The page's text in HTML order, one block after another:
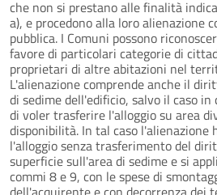
che non si prestano alle finalità
a), e procedono alla loro alienazione
pubblica. I Comuni possono
favore di particolari categorie di
proprietari di altre abitazioni nel
L'alienazione comprende anche il
di sedime dell'edificio, salvo il caso
di voler trasferire l'alloggio su area
disponibilità. In tal caso l'alienazione
l'alloggio senza trasferimento del
superficie sull'area di sedime e si
commi 8 e 9, con le spese di